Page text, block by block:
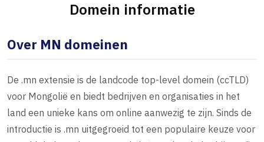
Domein informatie
Over MN domeinen
De .mn extensie is de landcode top-level domein (ccTLD)
voor Mongolië en biedt bedrijven en organisaties in het
land een unieke kans om online aanwezig te zijn. Sinds de
introductie is .mn uitgegroeid tot een populaire keuze voor